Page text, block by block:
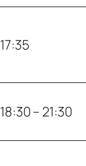
17:35
18:30 – 21:30